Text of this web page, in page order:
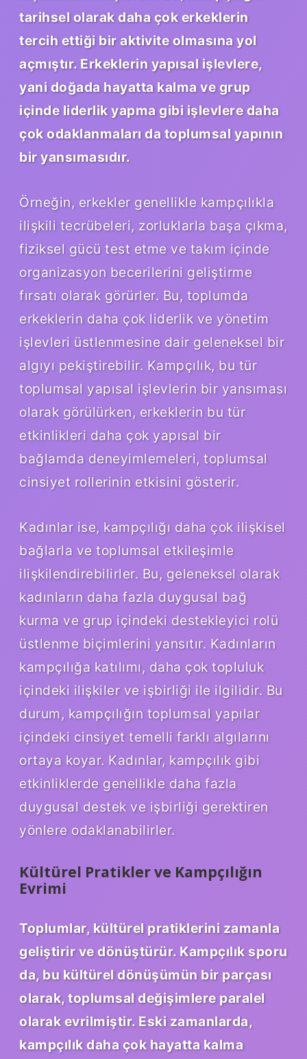
tarihsel olarak daha çok erkeklerin
tercih ettiği bir aktivite olmasına yol
açmıştır. Erkeklerin yapısal işlevlere,
yani doğada hayatta kalma ve grup
içinde liderlik yapma gibi işlevlere daha
çok odaklanmaları da toplumsal yapının
bir yansımasıdır.
Örneğin, erkekler genellikle kampçılıkla
ilişkili tecrübeleri, zorluklarla başa çıkma,
fiziksel gücü test etme ve takım içinde
organizasyon becerilerini geliştirme
fırsatı olarak görürler. Bu, toplumda
erkeklerin daha çok liderlik ve yönetim
işlevleri üstlenmesine dair geleneksel bir
algıyı pekiştirebilir. Kampçılık, bu tür
toplumsal yapısal işlevlerin bir yansıması
olarak görülürken, erkeklerin bu tür
etkinlikleri daha çok yapısal bir
bağlamda deneyimlemeleri, toplumsal
cinsiyet rollerinin etkisini gösterir.
Kadınlar ise, kampçılığı daha çok ilişkisel
bağlarla ve toplumsal etkileşimle
ilişkilendirebilirler. Bu, geleneksel olarak
kadınların daha fazla duygusal bağ
kurma ve grup içindeki destekleyici rolü
üstlenme biçimlerini yansıtır. Kadınların
kampçılığa katılımı, daha çok topluluk
içindeki ilişkiler ve işbirliği ile ilgilidir. Bu
durum, kampçılığın toplumsal yapılar
içindeki cinsiyet temelli farklı algılarını
ortaya koyar. Kadınlar, kampçılık gibi
etkinliklerde genellikle daha fazla
duygusal destek ve işbirliği gerektiren
yönlere odaklanabilirler.
Kültürel Pratikler ve Kampçılığın
Evrimi
Toplumlar, kültürel pratiklerini zamanla
geliştirir ve dönüştürür. Kampçılık sporu
da, bu kültürel dönüşümün bir parçası
olarak, toplumsal değişimlere paralel
olarak evrilmiştir. Eski zamanlarda,
kampçılık daha çok hayatta kalma